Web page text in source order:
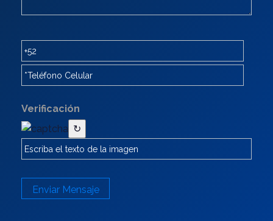
Verificación
↻
Enviar Mensaje